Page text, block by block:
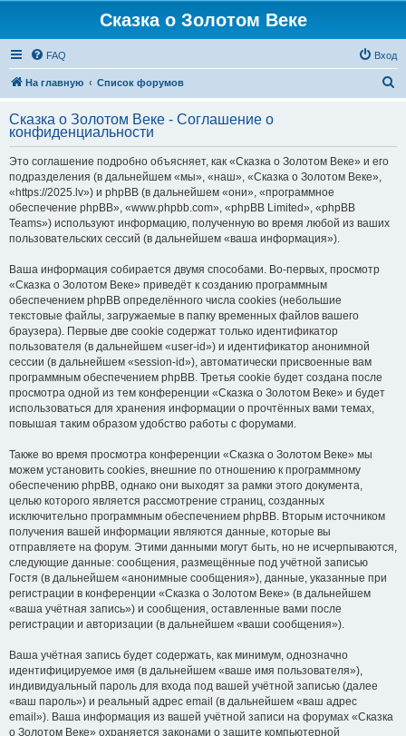
Сказка о Золотом Веке
FAQ Вход
На главную Список форумов
с
Сказка о Золотом Веке - Соглашение о
конфиденциальности
Это соглашение подробно объясняет, как «Сказка о Золотом Веке» и его
подразделения (в дальнейшем «мы», «наш», «Сказка о Золотом Веке»,
«https://2025.lv») и phpBB (в дальнейшем «они», «программное
обеспечение phpBB», «www.phpbb.com», «phpBB Limited», «phpBB
Teams») используют информацию, полученную во время любой из ваших
пользовательских сессий (в дальнейшем «ваша информация»).
Ваша информация собирается двумя способами. Во-первых, просмотр
«Сказка о Золотом Веке» приведёт к созданию программным
обеспечением phpBB определённого числа cookies (небольшие
текстовые файлы, загружаемые в папку временных файлов вашего
браузера). Первые две cookie содержат только идентификатор
пользователя (в дальнейшем «user-id») и идентификатор анонимной
сессии (в дальнейшем «session-id»), автоматически присвоенные вам
программным обеспечением phpBB. Третья cookie будет создана после
просмотра одной из тем конференции «Сказка о Золотом Веке» и будет
использоваться для хранения информации о прочтённых вами темах,
повышая таким образом удобство работы с форумами.
Также во время просмотра конференции «Сказка о Золотом Веке» мы
можем установить cookies, внешние по отношению к программному
обеспечению phpBB, однако они выходят за рамки этого документа,
целью которого является рассмотрение страниц, созданных
исключительно программным обеспечением phpBB. Вторым источником
получения вашей информации являются данные, которые вы
отправляете на форум. Этими данными могут быть, но не исчерпываются,
следующие данные: сообщения, размещённые под учётной записью
Гостя (в дальнейшем «анонимные сообщения»), данные, указанные при
регистрации в конференции «Сказка о Золотом Веке» (в дальнейшем
«ваша учётная запись») и сообщения, оставленные вами после
регистрации и авторизации (в дальнейшем «ваши сообщения»).
Ваша учётная запись будет содержать, как минимум, однозначно
идентифицируемое имя (в дальнейшем «ваше имя пользователя»),
индивидуальный пароль для входа под вашей учётной записью (далее
«ваш пароль») и реальный адрес email (в дальнейшем «ваш адрес
email»). Ваша информация из вашей учётной записи на форумах «Сказка
о Золотом Веке» охраняется законами о защите компьютерной